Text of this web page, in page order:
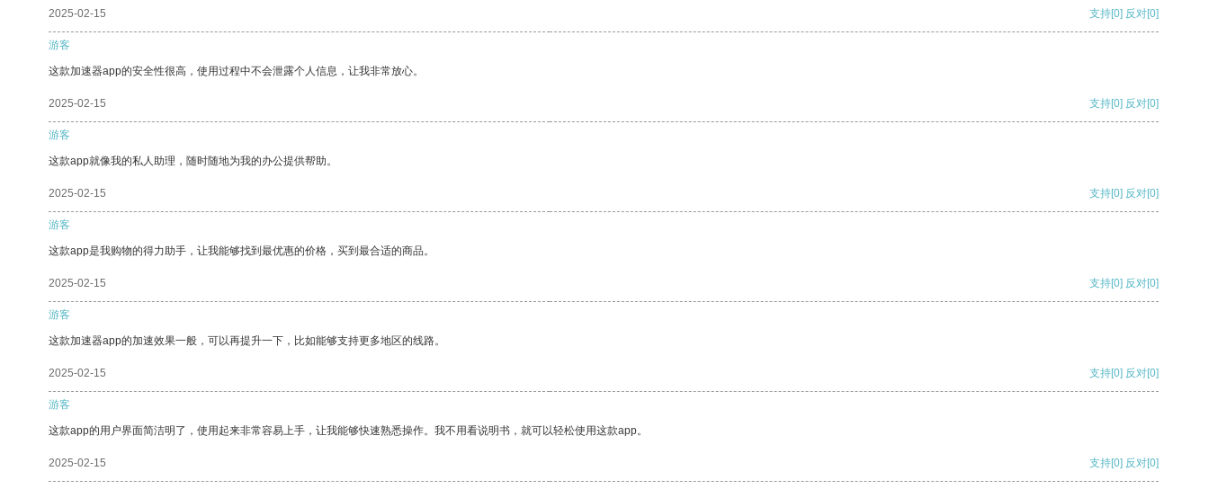
2025-02-15 支持[0] 反对[0]
游客
这款加速器app的安全性很高，使用过程中不会泄露个人信息，让我非常放心。
2025-02-15 支持[0] 反对[0]
游客
这款app就像我的私人助理，随时随地为我的办公提供帮助。
2025-02-15 支持[0] 反对[0]
游客
这款app是我购物的得力助手，让我能够找到最优惠的价格，买到最合适的商品。
2025-02-15 支持[0] 反对[0]
游客
这款加速器app的加速效果一般，可以再提升一下，比如能够支持更多地区的线路。
2025-02-15 支持[0] 反对[0]
游客
这款app的用户界面简洁明了，使用起来非常容易上手，让我能够快速熟悉操作。我不用看说明书，就可以轻松使用这款app。
2025-02-15 支持[0] 反对[0]